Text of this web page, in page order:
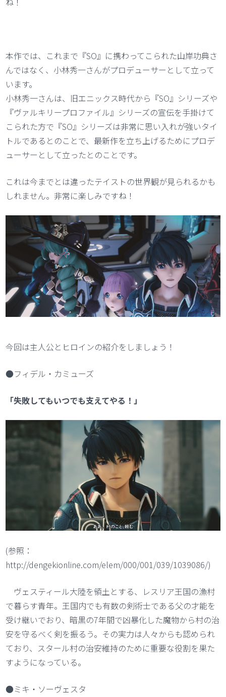
本作では、これまで『SO』に携わってこられた山岸功典さ
んではなく、小林秀一さんがプロデューサーとして立って
います。
小林秀一さんは、旧エニックス時代から『SO』シリーズや
『ヴァルキリープロファイル』シリーズの宣伝を手掛けて
こられた方で『SO』シリーズは非常に思い入れが強いタイ
トルであるとのことで、最新作を立ち上げるためにプロデ
ューサーとして立ったとのことです。
これは今までとは違ったテイストの世界観が見られるかも
しれません。非常に楽しみですね！
今回は主人公とヒロインの紹介をしましょう！
●フィデル・カミューズ
「失敗してもいつでも支えてやる！」
(参照：
http://dengekionline.com/elem/000/001/039/1039086/)
ヴェスティール大陸を領土とする、レスリア王国の漁村
で暮らす青年。王国内でも有数の剣術士である父の才能を
受け継いでおり、暗黒の7年間で凶暴化した魔物から村の治
安を守るべく剣を振るう。その実力は人々からも認められ
ており、スタール村の治安維持のために重要な役割を果た
すようになっている。
●ミキ・ソーヴェスタ